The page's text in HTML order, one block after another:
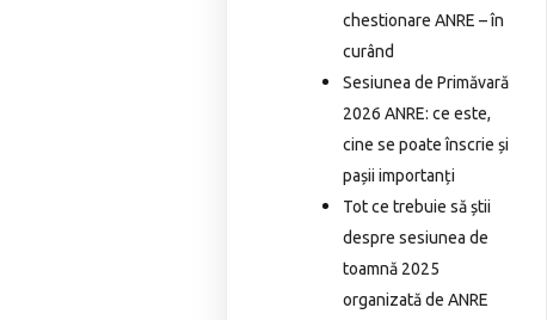
chestionare ANRE – în
curând
Sesiunea de Primăvară
2026 ANRE: ce este,
cine se poate înscrie și
pașii importanți
Tot ce trebuie să știi
despre sesiunea de
toamnă 2025
organizată de ANRE